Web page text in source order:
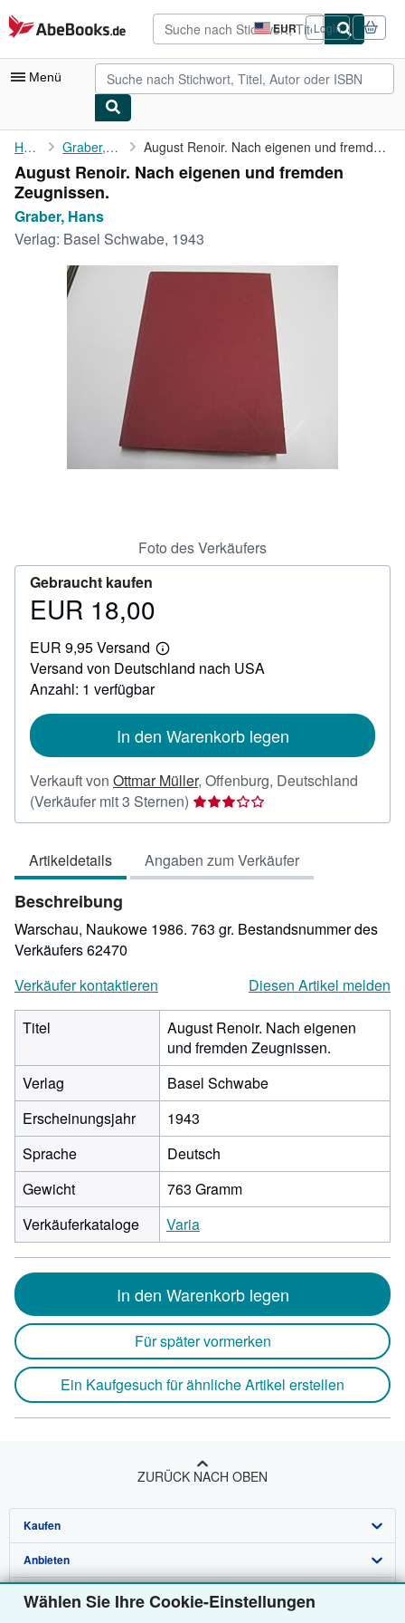
Wählen Sie Ihre Cookie-Einstellungen
Zum Hauptinhalt
AbeBooks.de EUR
Seite
der
Einkaufseinstellungen.
Login
Menü
Nutzerkonto
Meine Bestellungen
Detailsuche
Sammlungen
Antiquarische Bücher
Kunst & Sammlerstücke
Home Graber, Hans August Renoir. Nach eigenen und fremden Zeugnissen.
August Renoir. Nach eigenen und fremden
Zeugnissen.
Graber, Hans
Verlag: Basel Schwabe, 1943
Foto des Verkäufers
Gebraucht kaufen
Preis
18,00
EUR 18,00
EUR 9,95 Versand
Weitere
Informationen
Versand von Deutschland nach USA
Anzahl: 1 verfügbar
In den Warenkorb legen
Verkauft von Ottmar Müller, Offenburg, Deutschland
(Verkäufer mit 3 Sternen) Verkäuferbewertung
3
5
Sternen
Artikeldetails Angaben zum Verkäufer
Beschreibung
Warschau, Naukowe 1986. 763 gr. Bestandsnummer des
Verkäufers 62470
Verkäufer kontaktieren
Diesen Artikel melden
Titel
August Renoir. Nach eigenen
und fremden Zeugnissen.
Verlag
Basel Schwabe
Erscheinungsjahr
1943
Sprache
Deutsch
Gewicht
763 Gramm
Verkäuferkataloge
Varia
In den Warenkorb legen
Für später vormerken
Ein Kaufgesuch für ähnliche Artikel erstellen
ZURÜCK NACH OBEN
Kaufen
Detailsuche
Sammlungen
Anbieten
Verkäufer werden
Über uns